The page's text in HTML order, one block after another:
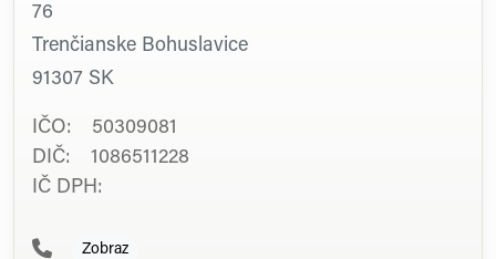
76
Trenčianske Bohuslavice
91307 SK
IČO: 50309081
DIČ: 1086511228
IČ DPH:
Zobraz